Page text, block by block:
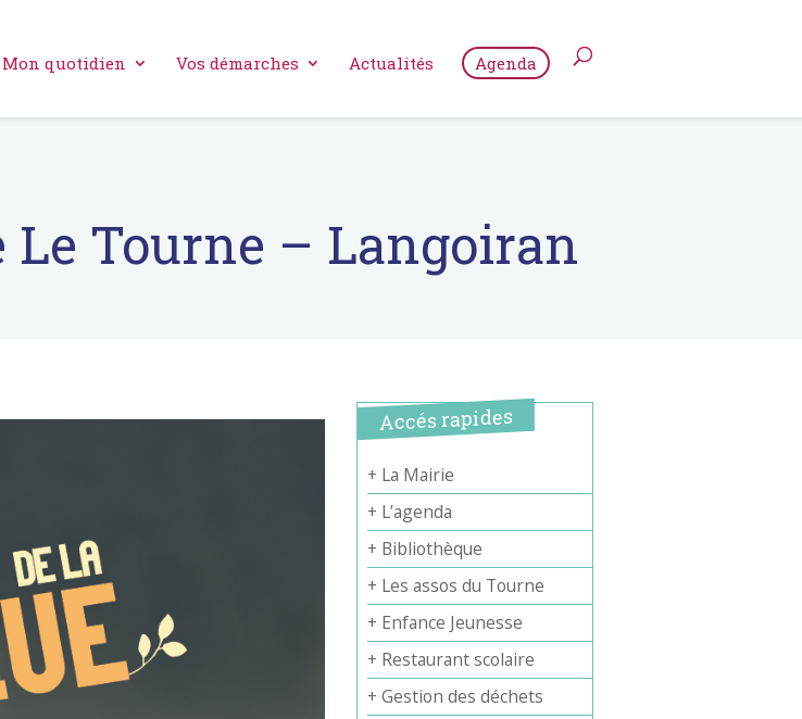
Mon quotidien Vos démarches Actualités Agenda
Le Tourne – Langoiran
Accés rapides
+ La Mairie
+ L’agenda
+ Bibliothèque
+ Les assos du Tourne
+ Enfance Jeunesse
+ Restaurant scolaire
+ Gestion des déchets